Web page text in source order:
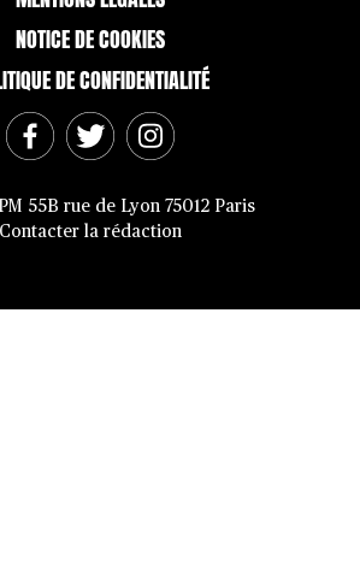
NOTICE DE COOKIES
DE CONFIDENTIALITÉ
55B rue de Lyon 75012 Paris
Contacter la rédaction